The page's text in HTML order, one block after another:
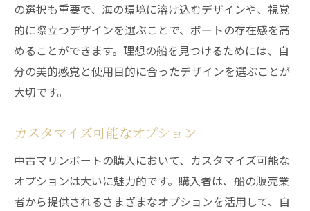
の選択も重要で、海の環境に溶け込むデザインや、視覚
的に際立つデザインを選ぶことで、ボートの存在感を高
めることができます。理想の船を見つけるためには、自
分の美的感覚と使用目的に合ったデザインを選ぶことが
大切です。
カスタマイズ可能なオプション
中古マリンボートの購入において、カスタマイズ可能な
オプションは大いに魅力的です。購入者は、船の販売業
者から提供されるさまざまなオプションを活用して、自